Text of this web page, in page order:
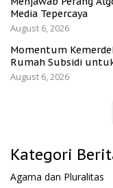
Media Tepercaya
August 6, 2026
Momentum
Rumah Subsidi
August 6, 2026
Kategori
Agama dan Pluralitas